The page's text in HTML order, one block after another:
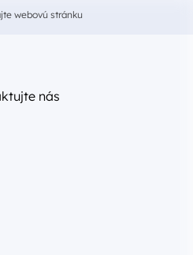
webovú stránku
nás